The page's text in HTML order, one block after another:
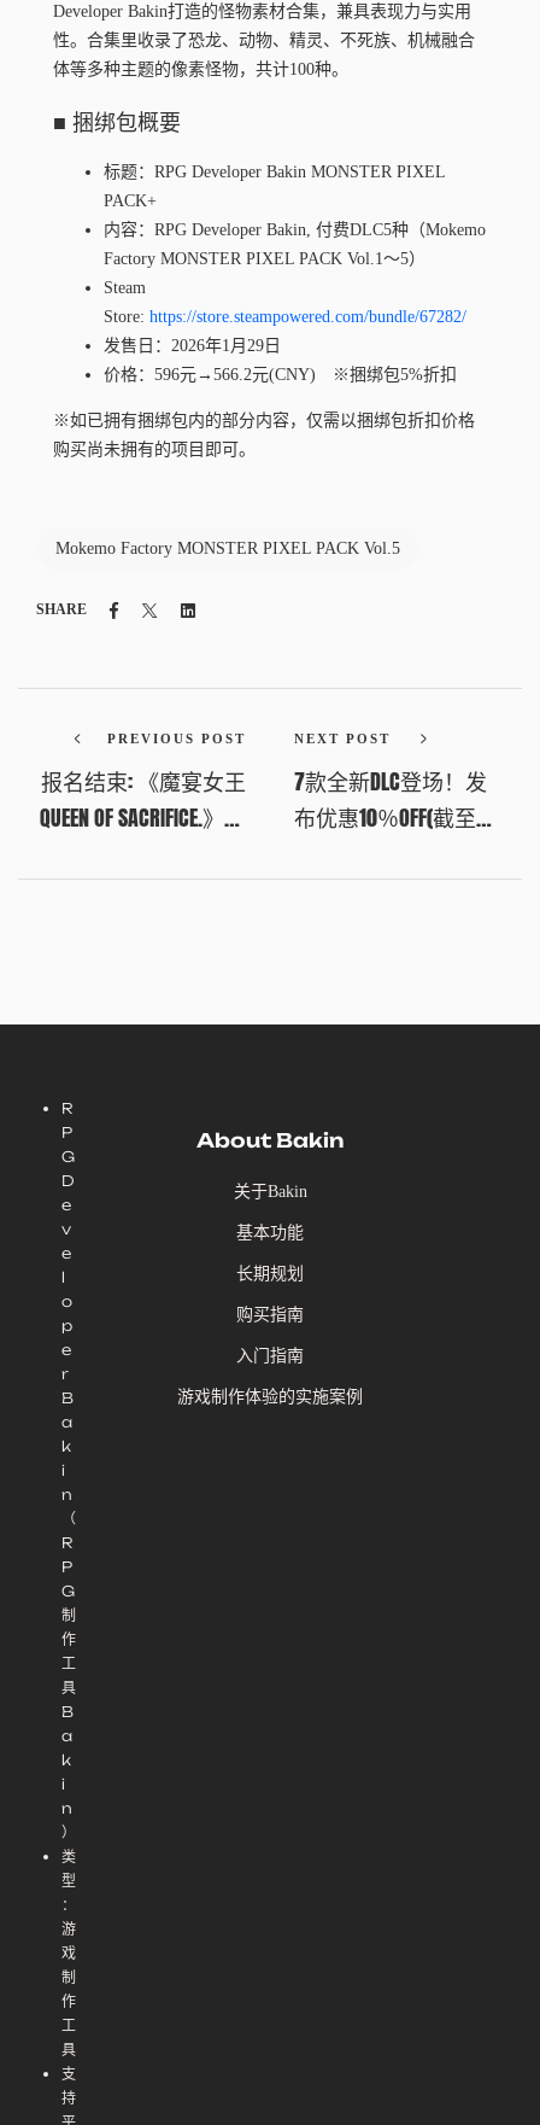
Developer Bakin打造的怪物素材合集，兼具表现力与实用
性。合集里收录了恐龙、动物、精灵、不死族、机械融合
体等多种主题的像素怪物，共计100种。
■ 捆绑包概要
标题：RPG Developer Bakin MONSTER PIXEL
PACK+
内容：RPG Developer Bakin, 付费DLC5种（Mokemo
Factory MONSTER PIXEL PACK Vol.1〜5）
Steam
Store: https://store.steampowered.com/bundle/67282/
发售日：2026年1月 29 日
价格： 596元→ 566.2元(CNY) ※捆绑包5%折扣
※如已拥有捆绑包内的部分内容， 仅需以捆绑包折扣价格
购买尚未拥有的项 目即可。
Mokemo Factory MONSTER PIXEL PACK Vol.5
SHARE FacebookTwitterLinkedin
PREVIOUS POST
报名结束: 《魔宴女王
QUEEN OF SACRIFICE.》发
火热开启
NEXT POST
7款全新DLC登场！发
布优惠10％OFF(截至
2:00 UTC+8)
R
P
G
D
e
v
e
l
o
p
e
r
B
a
k
i
n
（
R
P
G
制
作
工
具
B
a
k
i
n
）
类
型
：
游
戏
制
作
工
具
支
持
About Bakin
关于Bakin
基本功能
长期规划
购买指南
入门指南
游戏制作体验的实施案例